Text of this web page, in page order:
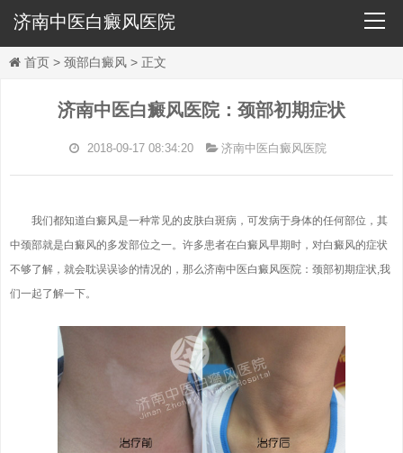
导
济南中医白癜风医院
首页
医院概况
医师团队
祛白检查
医院动态
首页 > 颈部白癜风 > 正文
济南中医白癜风医院：颈部初期症状
2018-09-17 08:34:20 济南中医白癜风医院
我们都知道白癜风是一种常见的皮肤白斑病，可发病于身体的任何部位，其
中颈部就是白癜风的多发部位之一。许多患者在白癜风早期时，对白癜风的症状
不够了解，就会耽误误诊的情况的，那么济南中医白癜风医院：颈部初期症状,我
们一起了解一下。